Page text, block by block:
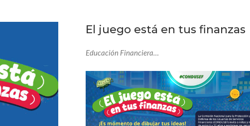
El juego está en tus finanzas
Educación Financiera…